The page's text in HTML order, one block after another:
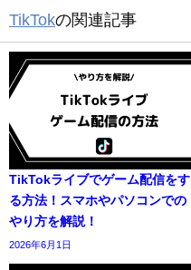
TikTokの関連記事
TikTokライブでゲーム配信をす
る方法！スマホやパソコンでの
やり方を解説！
2026年6月1日